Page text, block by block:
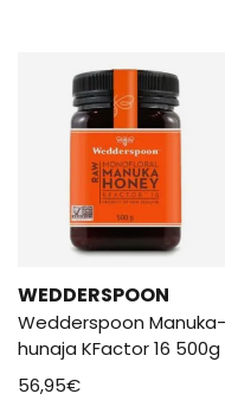
WEDDERSPOON
Wedderspoon Manuka-
hunaja KFactor 16 500g
56,95€